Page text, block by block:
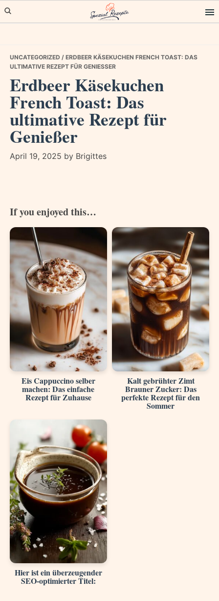
Skip
to
Skip
to
Skip
to
UNCATEGORIZED / ERDBEER KÄSEKUCHEN FRENCH TOAST: DAS
ULTIMATIVE REZEPT FÜR GENIESSER
Erdbeer Käsekuchen
French Toast: Das
ultimative Rezept für
Genießer
April 19, 2025 by Brigittes
If you enjoyed this…
Eis Cappuccino selber
machen: Das einfache
Rezept für Zuhause
Kalt gebrühter Zimt
Brauner Zucker: Das
perfekte Rezept für den
Sommer
Hier ist ein überzeugender
SEO-optimierter Titel: